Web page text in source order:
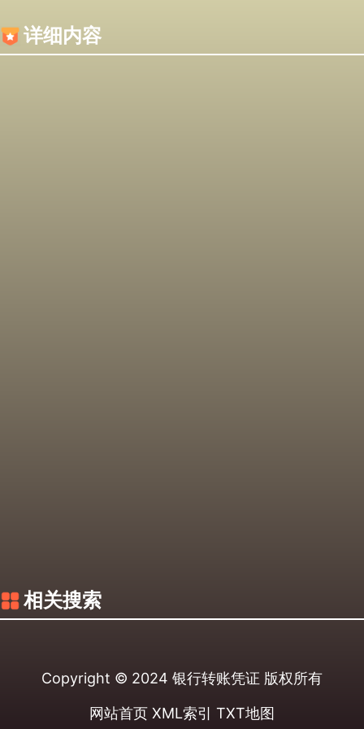
详细内容
相关搜索
Copyright © 2024 银行转账凭证 版权所有
网站首页 XML索引 TXT地图